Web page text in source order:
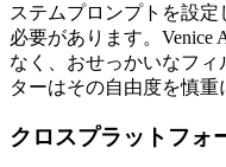
ステムプロンプトを設
必要があります。Venice
なく、おせっかいなフ
ターはその自由度を慎重
クロスプラットフォ